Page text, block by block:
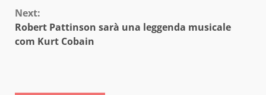
Next:
Robert Pattinson sarà una leggenda musicale
com Kurt Cobain